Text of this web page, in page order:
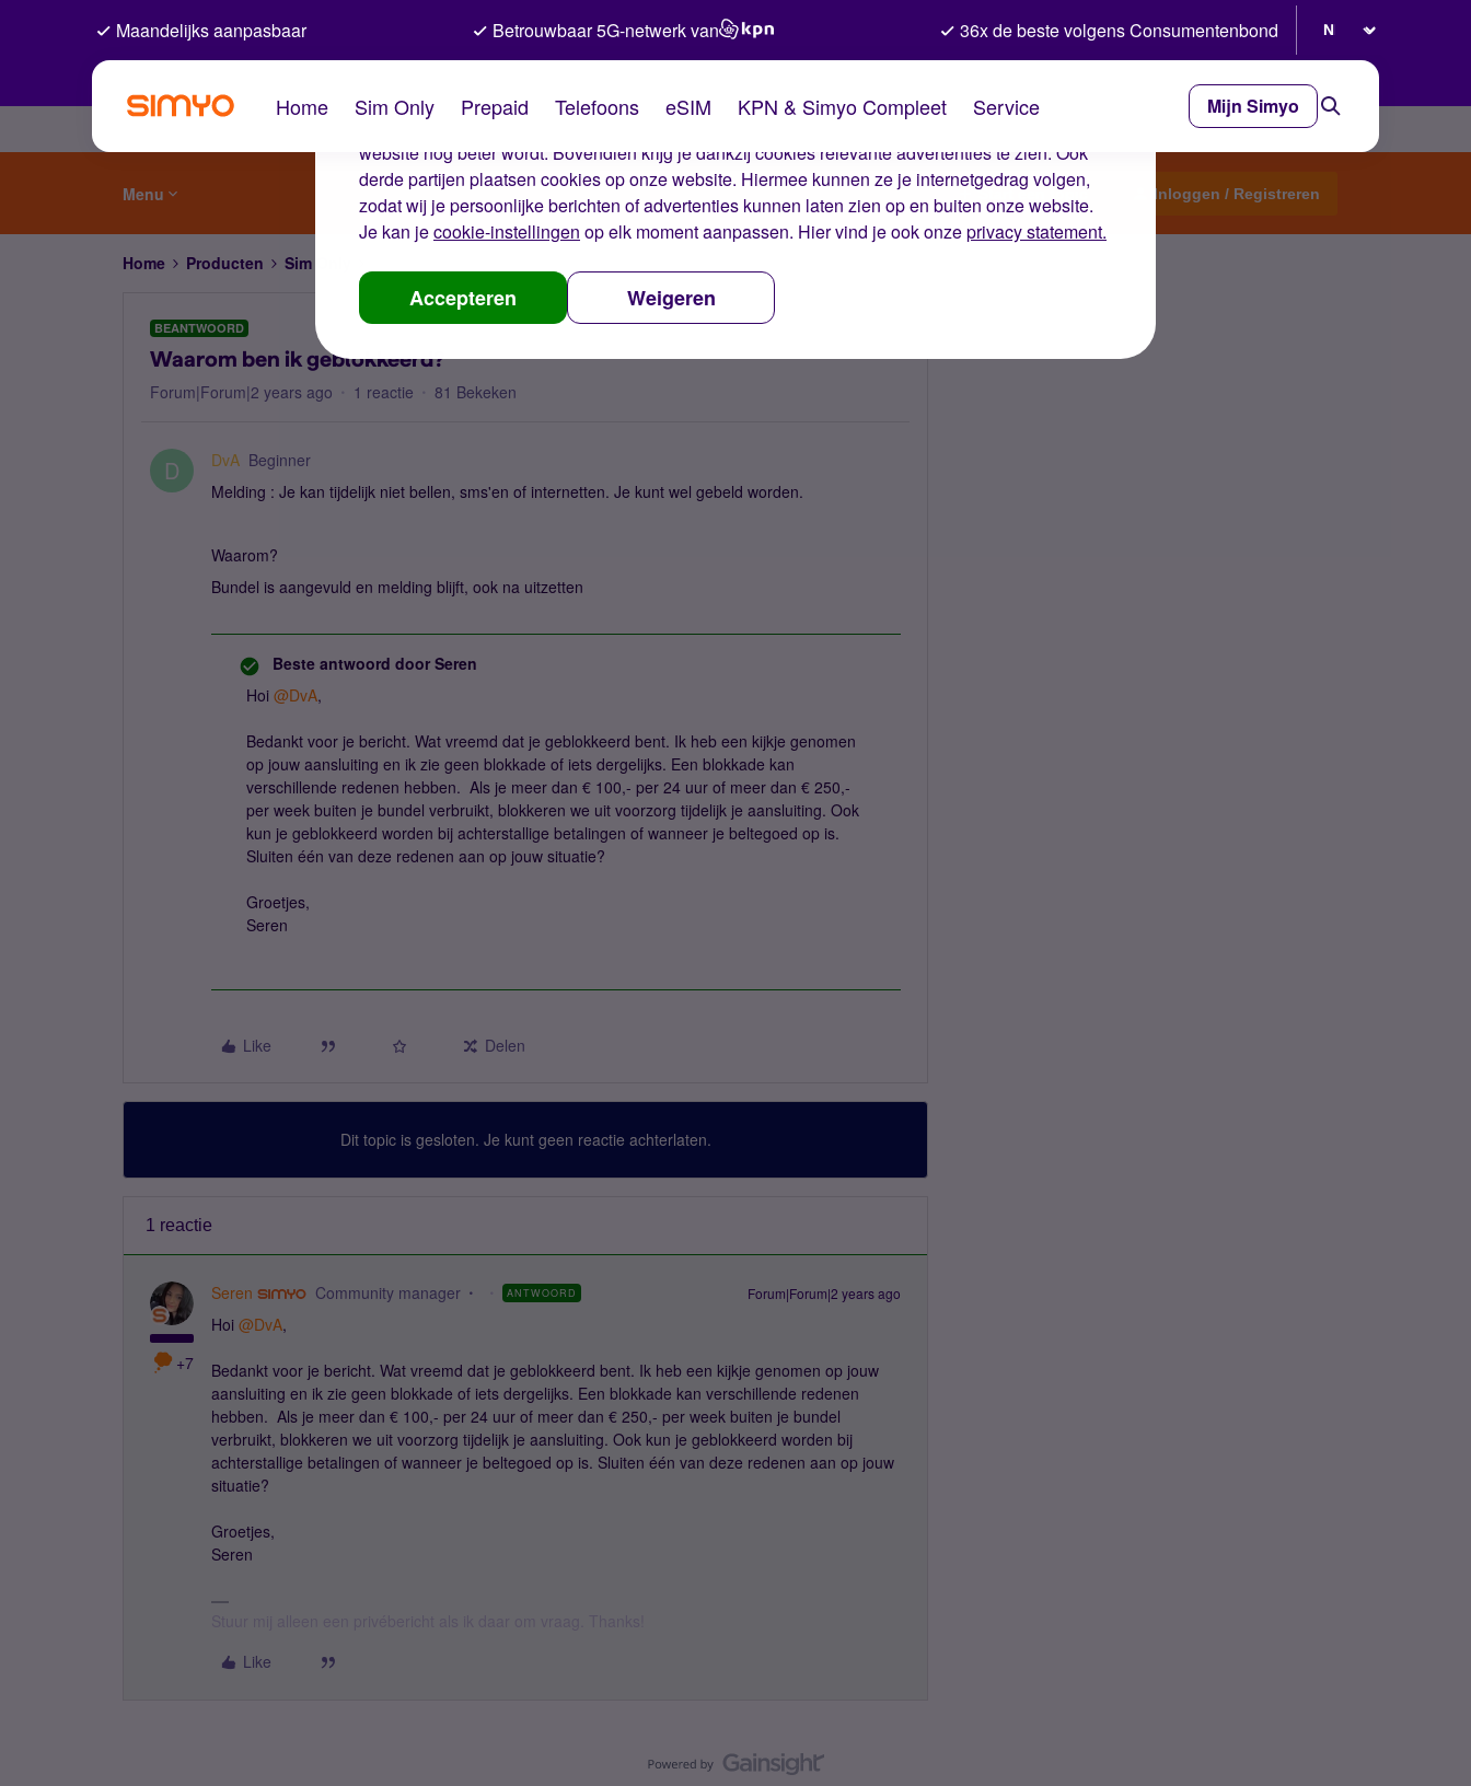
De cookies van Simyo
Wij gebruiken cookies op onze website. Met deze cookies zorgen wij ervoor dat je ervaring op de
website nog beter wordt. Bovendien krijg je dankzij cookies relevante advertenties te zien. Ook
derde partijen plaatsen cookies op onze website. Hiermee kunnen ze je internetgedrag volgen,
zodat wij je persoonlijke berichten of advertenties kunnen laten zien op en buiten onze website.
Je kan jecookie-instellingen op elk moment aanpassen. Hier vind je ook onzeprivacy statement.
Accepteren Weigeren
Maandelijks aanpasbaar Betrouwbaar 5G-netwerk van 36x de beste volgens Consumentenbond
Home Sim Only Prepaid Telefoons eSIM KPN & Simyo Compleet Service Mijn Simyo
Menu Start een topic Inloggen / Registreren
Home Producten Sim Only
BEANTWOORD
Waarom ben ik geblokkeerd?
Forum|Forum|2 years ago 1 reactie 81 Bekeken
D DvA Beginner
Melding : Je kan tijdelijk niet bellen, sms'en of internetten. Je kunt wel gebeld worden.
Waarom?
Bundel is aangevuld en melding blijft, ook na uitzetten
Beste antwoord door Seren
Hoi @DvA,
Bedankt voor je bericht. Wat vreemd dat je geblokkeerd bent. Ik heb een kijkje genomen
op jouw aansluiting en ik zie geen blokkade of iets dergelijks. Een blokkade kan
verschillende redenen hebben. Als je meer dan € 100,- per 24 uur of meer dan € 250,-
per week buiten je bundel verbruikt, blokkeren we uit voorzorg tijdelijk je aansluiting. Ook
kun je geblokkeerd worden bij achterstallige betalingen of wanneer je beltegoed op is.
Sluiten één van deze redenen aan op jouw situatie?
Groetjes,
Seren
Like Delen
Dit topic is gesloten. Je kunt geen reactie achterlaten.
1 reactie
+7
Seren Community manager ANTWOORD Forum|Forum|2 years ago
Hoi @DvA,
Bedankt voor je bericht. Wat vreemd dat je geblokkeerd bent. Ik heb een kijkje genomen op jouw
aansluiting en ik zie geen blokkade of iets dergelijks. Een blokkade kan verschillende redenen
hebben. Als je meer dan € 100,- per 24 uur of meer dan € 250,- per week buiten je bundel
verbruikt, blokkeren we uit voorzorg tijdelijk je aansluiting. Ook kun je geblokkeerd worden bij
achterstallige betalingen of wanneer je beltegoed op is. Sluiten één van deze redenen aan op jouw
situatie?
Groetjes,
Seren
Like